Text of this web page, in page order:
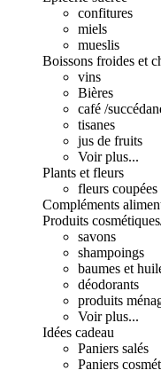
confitures
miels
mueslis
Boissons froides et
vins
Bières
café /
tisanes
jus de fruits
Voir plus...
Plants et fleurs
fleurs coupées
Compléments
Produits
savons
shampoings
baumes et
déodorants
produits
Voir plus...
Idées cadeau
Paniers salés
Paniers